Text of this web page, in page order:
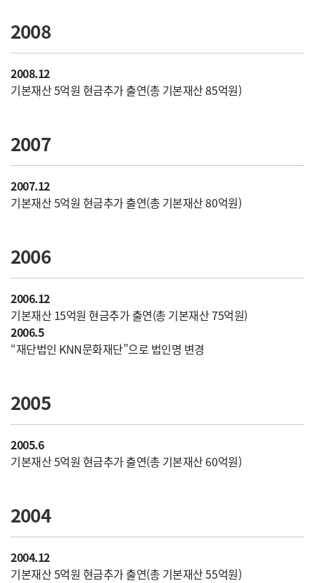
2008
2008.12
기본재산 5억원 현금추가 출연(총 기본재산 85억원)
2007
2007.12
기본재산 5억원 현금추가 출연(총 기본재산 80억원)
2006
2006.12
기본재산 15억원 현금추가 출연(총 기본재산 75억원)
2006.5
“재단법인 KNN문화재단”으로 법인명 변경
2005
2005.6
기본재산 5억원 현금추가 출연(총 기본재산 60억원)
2004
2004.12
기본재산 5억원 현금추가 출연(총 기본재산 55억원)